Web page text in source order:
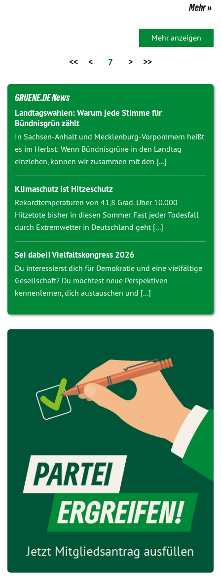
Mehr
Mehr anzeigen
<< < 7 > >>
GRUENE.DE News
Landtagswahlen: Warum jede Stimme für
Bündnisgrün zählt
In Sachsen-Anhalt und Mecklenburg-Vorpommern heißt
es im Herbst: Wenn Bündnisgrüne in den Landtag
einziehen, können wir zusammen mit den [...]
Klimaschutz ist Hitzeschutz
Rekordtemperaturen von 41,8 Grad. Über 10.000
Hitzetote bisher in diesen Sommer. Fast jeder Todesfall
durch Extremwetter in Deutschland geht [...]
Sei dabei! Vielfaltskongress 2026
Du interessierst dich für Demokratie und eine vielfältige
Gesellschaft? Du möchtest neue Perspektiven
kennenlernen, dich austauschen und [...]